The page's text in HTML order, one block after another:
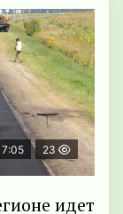
23
идет